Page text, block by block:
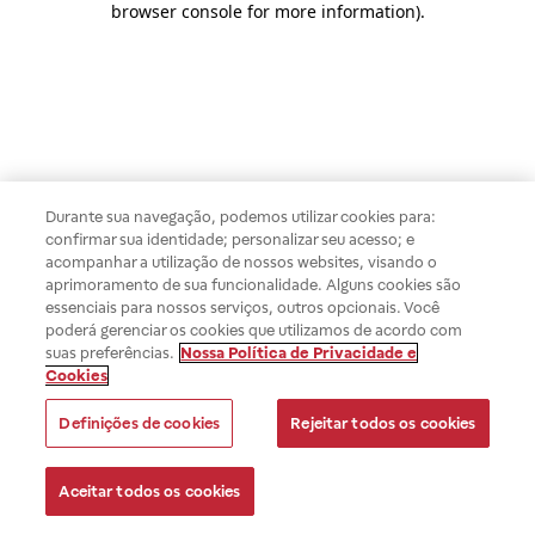
browser console for more information).
Durante sua navegação, podemos utilizar cookies para:
confirmar sua identidade; personalizar seu acesso; e
acompanhar a utilização de nossos websites, visando o
aprimoramento de sua funcionalidade. Alguns cookies são
essenciais para nossos serviços, outros opcionais. Você
poderá gerenciar os cookies que utilizamos de acordo com
suas preferências. Nossa Política de Privacidade e
Cookies
Definições de cookies Rejeitar todos os cookies
Aceitar todos os cookies